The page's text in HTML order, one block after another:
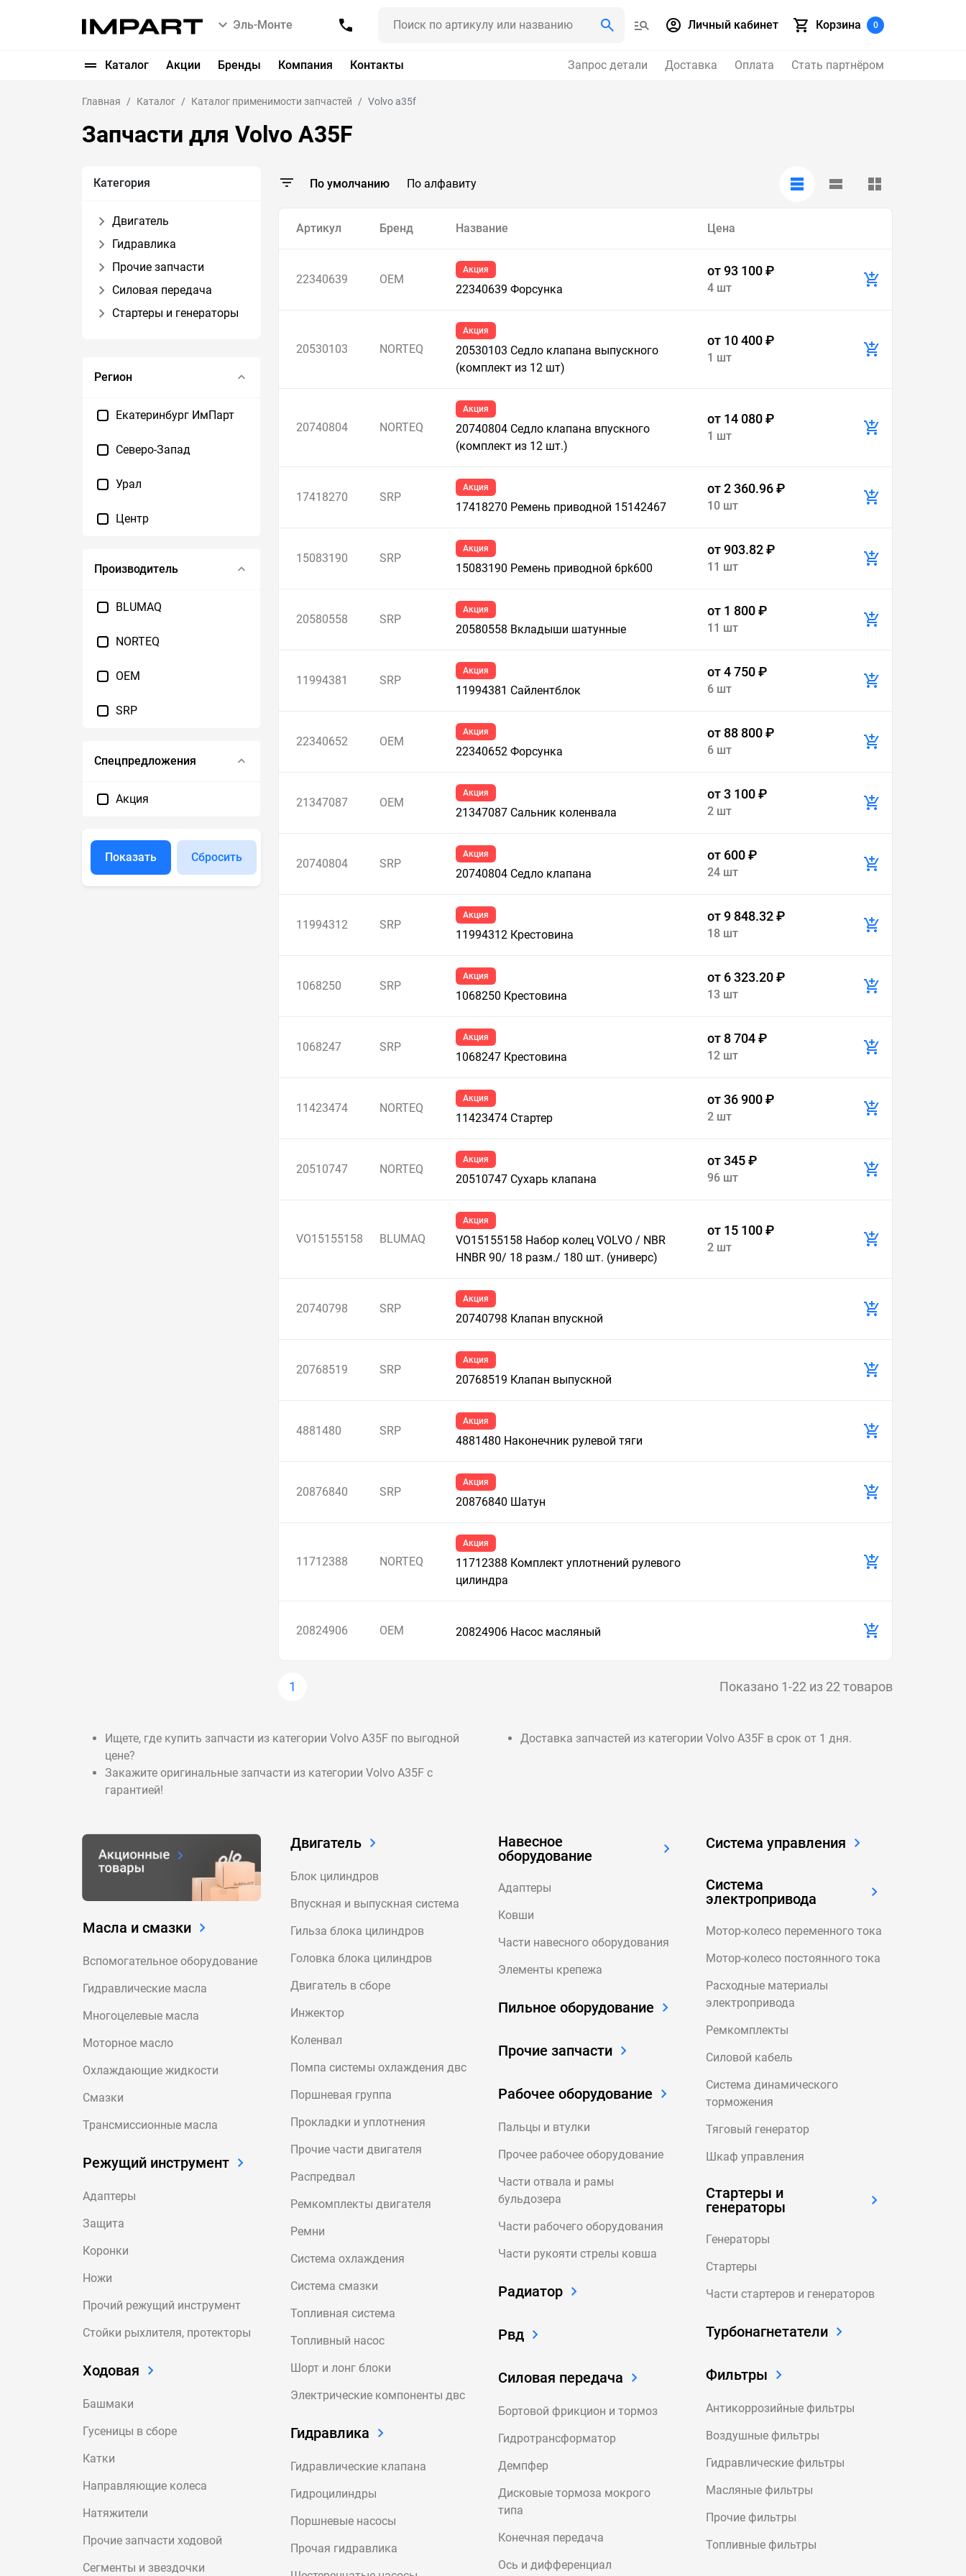
Эль-Монте Личный кабинет Корзина 0
Каталог Акции Бренды Компания Контакты Запрос детали Доставка Оплата Стать партнёром
Главная Каталог Каталог применимости запчастей Volvo a35f
Запчасти для Volvo A35F
Категория
Двигатель
Гидравлика
Прочие запчасти
Силовая передача
Стартеры и генераторы
Регион
Екатеринбург ИмПарт
Северо-Запад
Урал
Центр
Производитель
BLUMAQ
NORTEQ
OEM
SRP
Спецпредложения
Акция
Показать Сбросить
По умолчанию По алфавиту
Артикул Бренд Название Цена
22340639 OEM
Акция
22340639 Форсунка
от 93 100 ₽
4 шт
20530103 NORTEQ
Акция
20530103 Седло клапана выпускного
(комплект из 12 шт)
от 10 400 ₽
1 шт
20740804 NORTEQ
Акция
20740804 Седло клапана впускного
(комплект из 12 шт.)
от 14 080 ₽
1 шт
17418270 SRP
Акция
17418270 Ремень приводной 15142467
от 2 360.96 ₽
10 шт
15083190 SRP
Акция
15083190 Ремень приводной 6pk600
от 903.82 ₽
11 шт
20580558 SRP
Акция
20580558 Вкладыши шатунные
от 1 800 ₽
11 шт
11994381 SRP
Акция
11994381 Сайлентблок
от 4 750 ₽
6 шт
22340652 OEM
Акция
22340652 Форсунка
от 88 800 ₽
6 шт
21347087 OEM
Акция
21347087 Сальник коленвала
от 3 100 ₽
2 шт
20740804 SRP
Акция
20740804 Седло клапана
от 600 ₽
24 шт
11994312 SRP
Акция
11994312 Крестовина
от 9 848.32 ₽
18 шт
1068250 SRP
Акция
1068250 Крестовина
от 6 323.20 ₽
13 шт
1068247 SRP
Акция
1068247 Крестовина
от 8 704 ₽
12 шт
11423474 NORTEQ
Акция
11423474 Стартер
от 36 900 ₽
2 шт
20510747 NORTEQ
Акция
20510747 Сухарь клапана
от 345 ₽
96 шт
VO15155158 BLUMAQ
Акция
VO15155158 Набор колец VOLVO / NBR
HNBR 90/ 18 разм./ 180 шт. (универс)
от 15 100 ₽
2 шт
20740798 SRP
Акция
20740798 Клапан впускной
20768519 SRP
Акция
20768519 Клапан выпускной
4881480 SRP
Акция
4881480 Наконечник рулевой тяги
20876840 SRP
Акция
20876840 Шатун
11712388 NORTEQ
Акция
11712388 Комплект уплотнений рулевого
цилиндра
20824906 OEM 20824906 Насос масляный
1 Показано 1-22 из 22 товаров
Ищете, где купить запчасти из категории Volvo A35F по выгодной
цене?
Закажите оригинальные запчасти из категории Volvo A35F с
гарантией!
Доставка запчастей из категории Volvo A35F в срок от 1 дня.
Масла и смазки
Вспомогательное оборудование
Гидравлические масла
Многоцелевые масла
Моторное масло
Охлаждающие жидкости
Смазки
Трансмиссионные масла
Режущий инструмент
Адаптеры
Защита
Коронки
Ножи
Прочий режущий инструмент
Стойки рыхлителя, протекторы
Ходовая
Башмаки
Гусеницы в сборе
Катки
Направляющие колеса
Натяжители
Прочие запчасти ходовой
Сегменты и звездочки
Двигатель
Блок цилиндров
Впускная и выпускная система
Гильза блока цилиндров
Головка блока цилиндров
Двигатель в сборе
Инжектор
Коленвал
Помпа системы охлаждения двс
Поршневая группа
Прокладки и уплотнения
Прочие части двигателя
Распредвал
Ремкомплекты двигателя
Ремни
Система охлаждения
Система смазки
Топливная система
Топливный насос
Шорт и лонг блоки
Электрические компоненты двс
Гидравлика
Гидравлические клапана
Гидроцилиндры
Поршневые насосы
Прочая гидравлика
Навесное
оборудование
Адаптеры
Ковши
Части навесного оборудования
Элементы крепежа
Пильное оборудование
Прочие запчасти
Рабочее оборудование
Пальцы и втулки
Прочее рабочее оборудование
Части отвала и рамы
бульдозера
Части рабочего оборудования
Части рукояти стрелы ковша
Радиатор
Рвд
Силовая передача
Бортовой фрикцион и тормоз
Гидротрансформатор
Демпфер
Дисковые тормоза мокрого
типа
Конечная передача
Ось и дифференциал
Система управления
Система
электропривода
Мотор-колесо переменного тока
Мотор-колесо постоянного тока
Расходные материалы
электропривода
Ремкомплекты
Силовой кабель
Система динамического
торможения
Тяговый генератор
Шкаф управления
Стартеры и
генераторы
Генераторы
Стартеры
Части стартеров и генераторов
Турбонагнетатели
Фильтры
Антикоррозийные фильтры
Воздушные фильтры
Гидравлические фильтры
Масляные фильтры
Прочие фильтры
Топливные фильтры